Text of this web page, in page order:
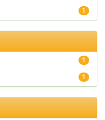
1
1
1